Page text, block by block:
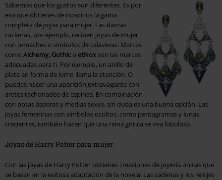
Sabemos que los gustos son diferentes. Es por
eso que obtienes de nosotros la gama
completa de joyas para mujer. Las damas
rockeras, por ejemplo, reciben joyas de mujer
con remaches o símbolos de calaveras. Marcas
como Alchemy, Gothic o etNox son las marcas
adecuadas para ti. Por ejemplo, un anillo de
plata en forma de lomo llama la atención. O
puedes hacer una aparición extravagante con
aretes tachonados de espinas. En combinación
con botas ásperas y medias sexys, sin duda es una buena opción. Las
joyas femeninas con símbolos ocultos, como pentagramas y lunas
crecientes, también hacen que una reina gótica se vea fabulosa.
Joyas de Harry Potter para mujer
Con las joyas de Harry Potter obtienes creaciones de joyería únicas que
se basan en la exitosa adaptación de la novela. Las cadenas y los relojes